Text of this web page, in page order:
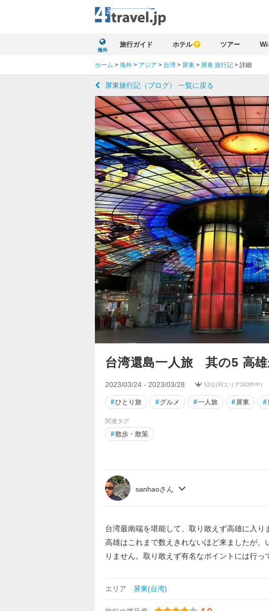
海外
旅行ガイド ホテル ツアー
ホーム > 海外 > アジア > 台湾 > 屏東 > 屏東 旅行記 > 詳細
屏東旅行記（ブログ） 一覧に戻る
台湾還島一人旅 其の5 高
2023/03/24 - 2023/03/28 52位(同エリア243件中)
#ひとり旅 # グルメ #一人旅 # 屏東 #
関連タグ
#散歩・散策
sanhaoさん
台湾最南端を堪能して、取り敢えず高雄に入り
高雄はこれまで数えきれないほど来ましたが
りません。取り敢えず有名なポイントには行っ
エリア 屏東(台湾)